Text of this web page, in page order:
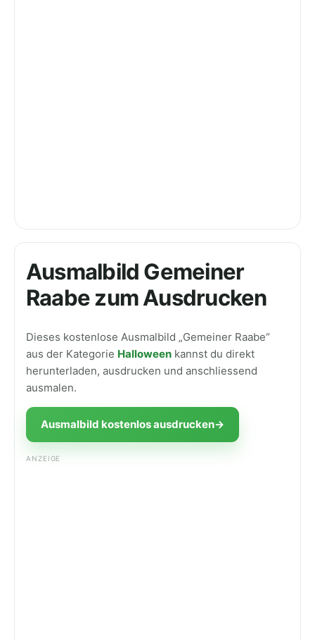
Ausmalbild Gemeiner
Raabe zum Ausdrucken
Dieses kostenlose Ausmalbild „Gemeiner Raabe“
aus der Kategorie Halloween kannst du direkt
herunterladen, ausdrucken und anschliessend
ausmalen.
Ausmalbild kostenlos ausdrucken→
ANZEIGE